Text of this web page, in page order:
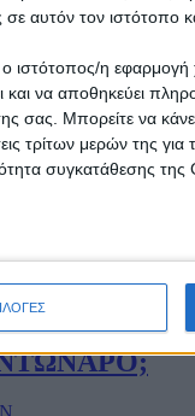
αυτόν τον ιστότοπο
ιστότοπος/η εφαρμογή
και να αποθηκεύει
σας. Μπορείτε να
τρίτων μερών της
συγκατάθεσης της
Γιώργη